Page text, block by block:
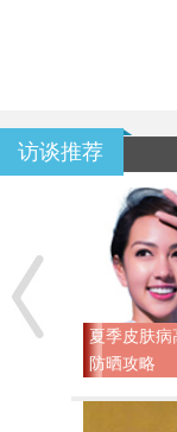
访谈推荐
夏季皮肤
防晒攻略